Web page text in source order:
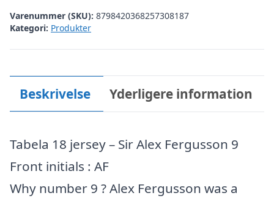
Varenummer (SKU): 8798420368257308187
Kategori: Produkter
Beskrivelse Yderligere information
Tabela 18 jersey – Sir Alex Fergusson 9
Front initials : AF
Why number 9 ? Alex Fergusson was a